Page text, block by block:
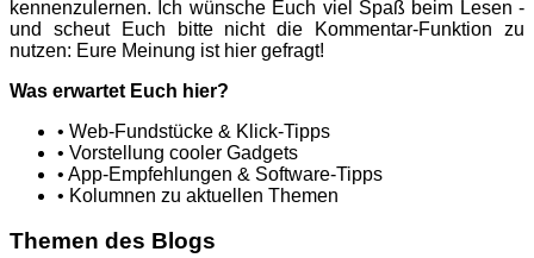
kennenzulernen. Ich wünsche Euch viel Spaß beim Lesen -
und scheut Euch bitte nicht die Kommentar-Funktion zu
nutzen: Eure Meinung ist hier gefragt!
Was erwartet Euch hier?
• Web-Fundstücke & Klick-Tipps
• Vorstellung cooler Gadgets
• App-Empfehlungen & Software-Tipps
• Kolumnen zu aktuellen Themen
Themen des Blogs